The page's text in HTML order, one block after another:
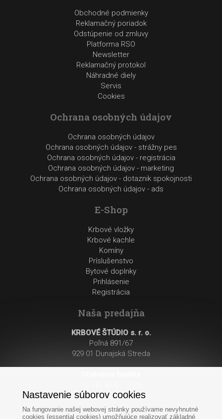
Obchodné podmienky
Reklamačný poriadok
Odstúpenie od zmluvy
Platforma RSO
Newsletter
Reklamačný protokol
Náhradné diely
Servis
Cookies
Ochrana osobných údajov
Ochrana osobných údajov
Ochrana osobných údajov - strážny pes
Ochrana osobných údajov - registrácia
Ochrana osobných údajov - marketing
Ochrana osobných údajov - dotaznik spokojnosti
Ochrana osobných údajov - ads
E-Shop
Krbové vložky
Krbové kachle
Komíny
Príslušenstvo
Bytové doplnky
Prihlásenie
Registrácia
Naša predajňa
KRBOVÉ ŠTÚDIO s. r. o.
Poľná 891/67
929 01 Dunajská Streda
So: 8:00 - 12:00
Nastavenie súborov cookies
Na fungovanie našej webovej stránky používame nevyhnutné
cookies (essential cookies) umožňujúce realizovať základné